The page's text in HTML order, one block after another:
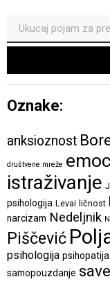
Oznake:
anksioznost
društvene mreže
istraživanje
psihologija Levai ličnost
narcizam Nedeljnik
Piščević
psihologija psihopatija
samopouzdanje